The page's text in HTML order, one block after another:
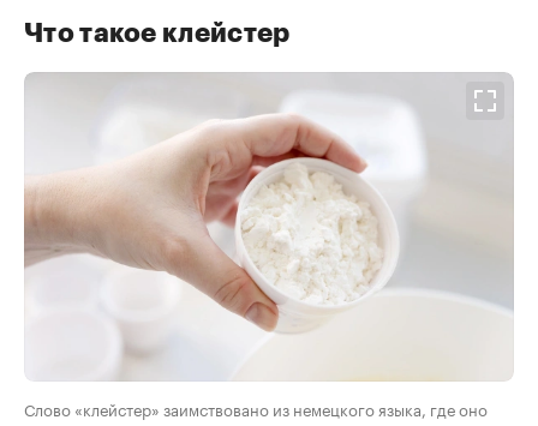
Что такое клейстер
Слово «клейстер» заимствовано из немецкого языка, где оно